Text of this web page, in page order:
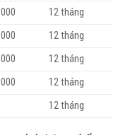
12 tháng
12 tháng
12 tháng
12 tháng
12 tháng